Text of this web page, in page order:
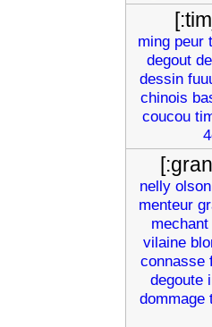
ming peur
degout
dessin
chinois
coucou
nelly olson
menteur
mechant
vilaine
connasse
degoute
dommage